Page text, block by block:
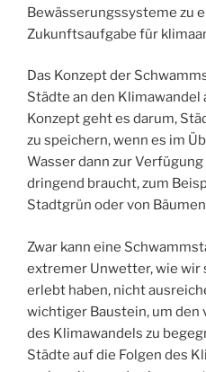
Bewässerungssysteme zu
Zukunftsaufgabe für
Das Konzept der
Städte an den Klimawandel
Konzept geht es darum,
zu speichern, wenn es im
Wasser dann zur Verfügung
dringend braucht, zum
Stadtgrün oder von
Zwar kann eine
extremer Unwetter, wie wir
erlebt haben, nicht
wichtiger Baustein, um
des Klimawandels zu
Städte auf die Folgen des